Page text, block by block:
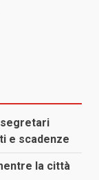
segretari
e scadenze
la città